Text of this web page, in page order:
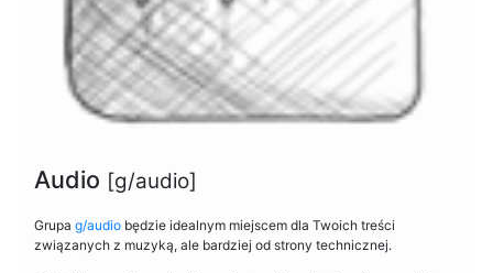
Audio [g/audio]
Grupa g/audio będzie idealnym miejscem dla Twoich treści
związanych z muzyką, ale bardziej od strony technicznej.